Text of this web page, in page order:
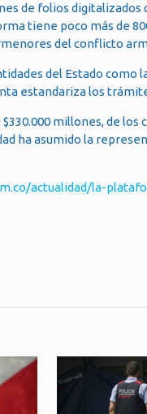
de folios
tiene poco más de
del conflicto
del Estado como
estandariza los
millones, de
ha asumido la
actualidad/la-